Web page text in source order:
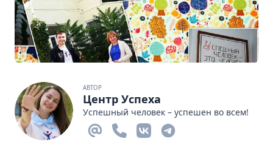
АВТОР
Центр Успеха
Успешный человек – успешен во всем!